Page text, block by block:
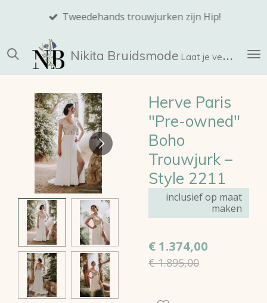
de
hoofdinhoud
Nikita Bruidsmode Laat je verrassen!
Tweedehands trouwjurken zijn Hip!
Herve Paris
"Pre-owned"
Boho
Trouwjurk –
Style 2211
inclusief op maat
maken
€ 1.374,00
€ 1.895,00